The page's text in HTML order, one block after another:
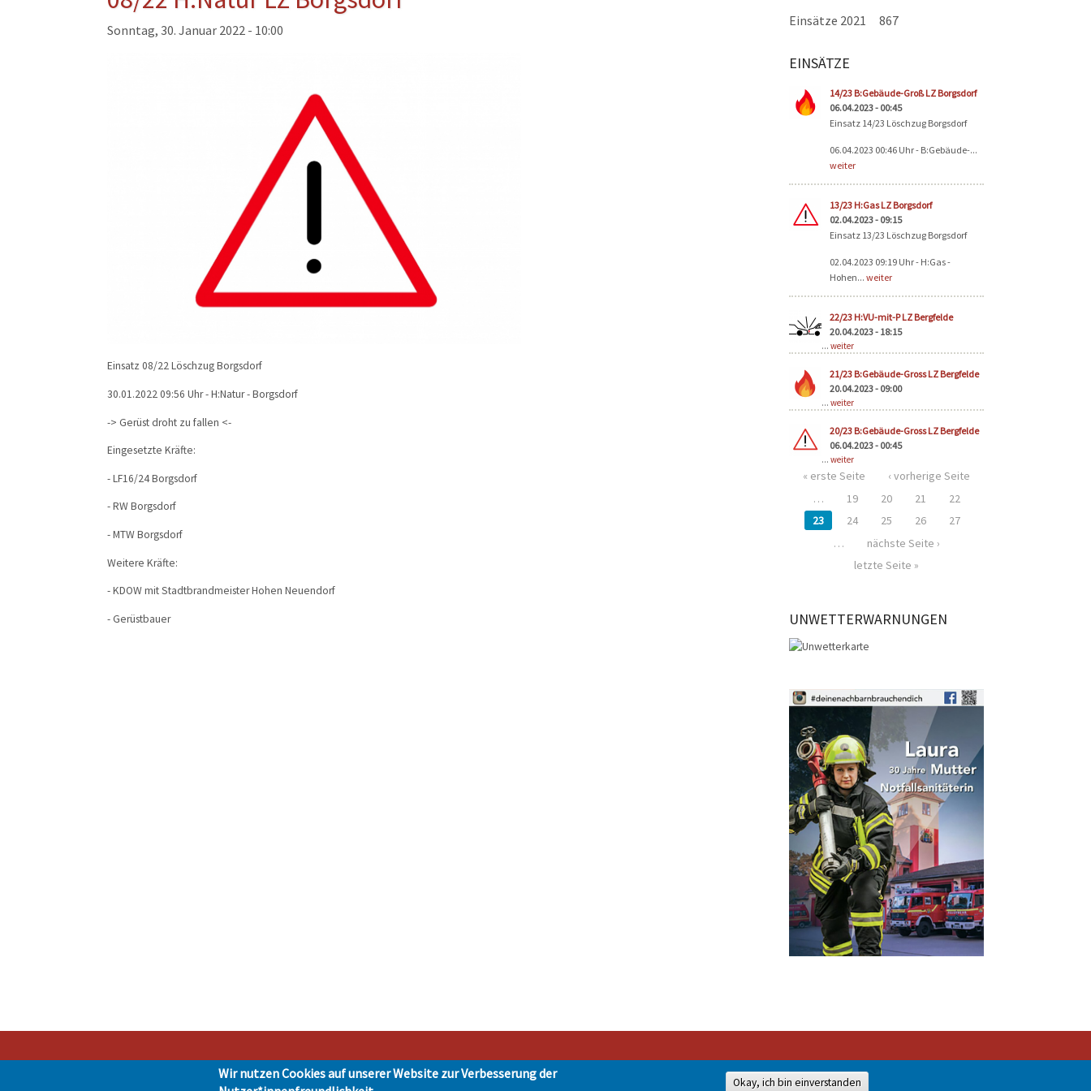
Sonntag, 30. Januar 2022 - 10:00
Einsatz 08/22 Löschzug Borgsdorf
30.01.2022 09:56 Uhr - H:Natur - Borgsdorf
-> Gerüst droht zu fallen <-
Eingesetzte Kräfte:
- LF16/24 Borgsdorf
- RW Borgsdorf
- MTW Borgsdorf
Weitere Kräfte:
- KDOW mit Stadtbrandmeister Hohen Neuendorf
- Gerüstbauer
Einsätze 2021 867
EINSÄTZE
14/23 B:Gebäude-Groß LZ Borgsdorf
06.04.2023 - 00:45
Einsatz 14/23 Löschzug Borgsdorf
06.04.2023 00:46 Uhr - B:Gebäude-...
weiter
13/23 H:Gas LZ Borgsdorf
02.04.2023 - 09:15
Einsatz 13/23 Löschzug Borgsdorf
02.04.2023 09:19 Uhr - H:Gas -
Hohen... weiter
22/23 H:VU-mit-P LZ Bergfelde
20.04.2023 - 18:15
... weiter
21/23 B:Gebäude-Gross LZ Bergfelde
20.04.2023 - 09:00
... weiter
20/23 B:Gebäude-Gross LZ Bergfelde
06.04.2023 - 00:45
... weiter
Seiten
« erste Seite
‹ vorherige Seite
…
19 20 21
22
23
24 25 26
27
…
nächste Seite ›
letzte Seite »
UNWETTERWARNUNGEN
Wir nutzen Cookies auf unserer Website zur Verbesserung der
Okay, ich bin einverstanden